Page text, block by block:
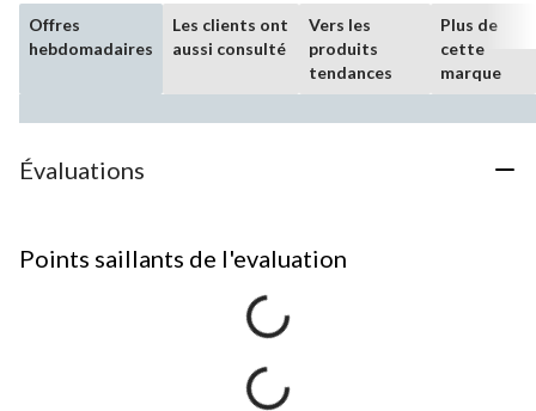
Offres
hebdomadaires
Les clients ont
aussi consulté
Vers les
produits
tendances
Plus de
cette
marque
Évaluations
Points saillants de l'evaluation